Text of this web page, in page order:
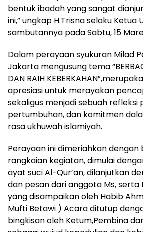
bentuk ibadah yang sangat
ini,” ungkap H.Trisna selaku Ketua
sambutannya pada Sabtu, 15
Dalam perayaan syukuran Milad
Jakarta mengusung tema
DAN RAIH
apresiasi untuk merayakan
sekaligus menjadi sebuah refleksi
pertumbuhan, dan komitmen
rasa ukhuwah islamiyah.
Perayaan ini dimeriahkan dengan
rangkaian kegiatan, dimulai
ayat suci Al-Qur’an, dilanjutkan
dan pesan dari anggota Ms, serta
yang disampaikan oleh Habib
Mufti Betawi ) Acara ditutup
bingkisan oleh Ketum,Pembina